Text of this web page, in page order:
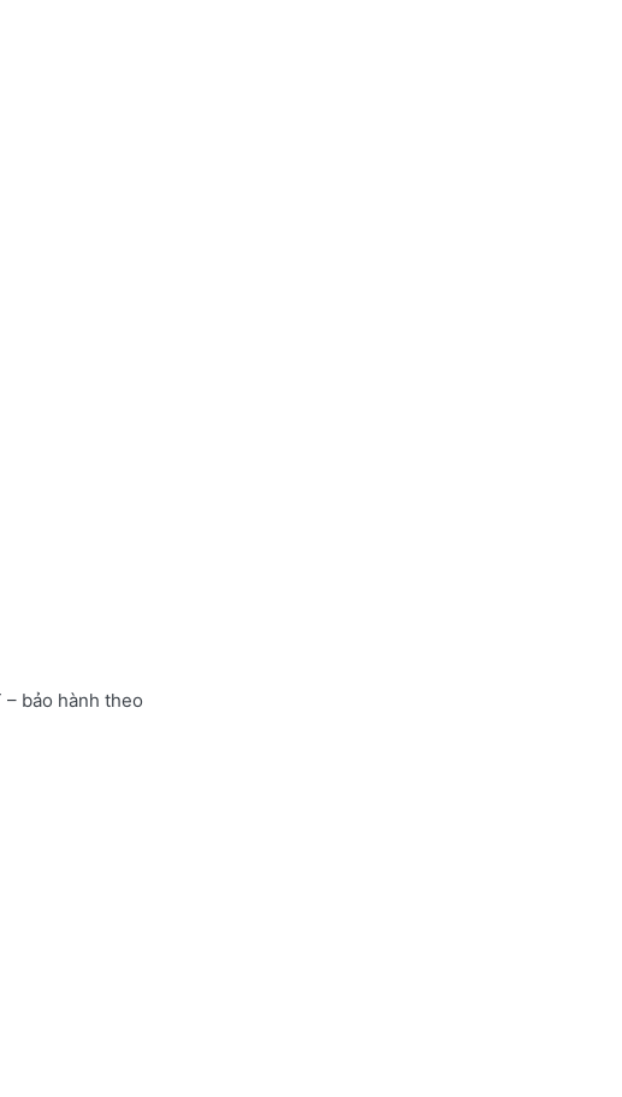
– bảo hành theo